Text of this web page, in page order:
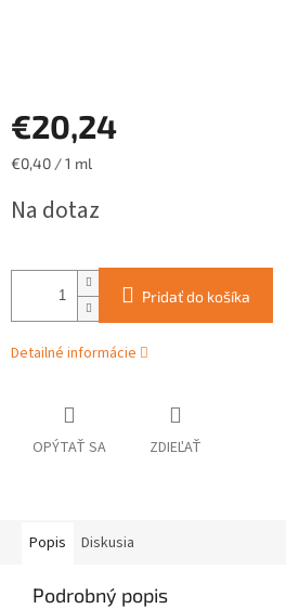
€20,24
Jednotková
€0,40 / 1 ml
Na dotaz
Pridať do košíka
Detailné informácie
OPÝTAŤ SA ZDIEĽAŤ
Popis Diskusia
Podrobný popis